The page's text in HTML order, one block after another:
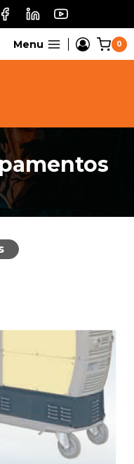
Menu 0